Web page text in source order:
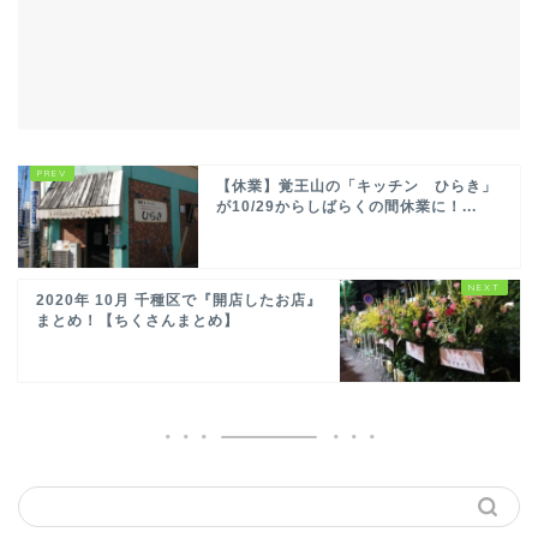
【休業】覚王山の「キッチン ひらき」
が10/29からしばらくの間休業に！...
2020年 10月 千種区で『開店したお店』
まとめ！【ちくさんまとめ】